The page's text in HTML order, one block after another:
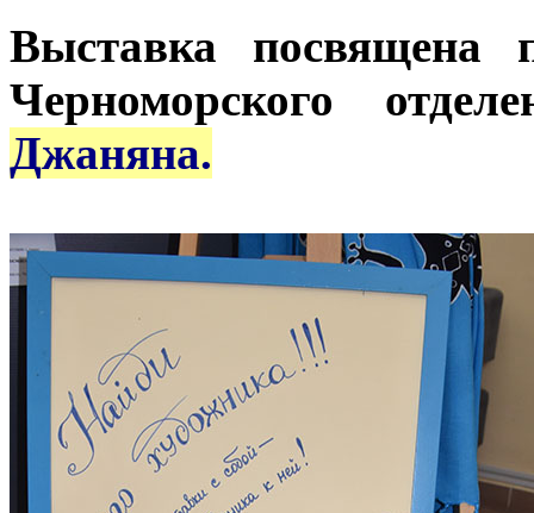
Выставка посвящена
Черноморского
Джаняна.